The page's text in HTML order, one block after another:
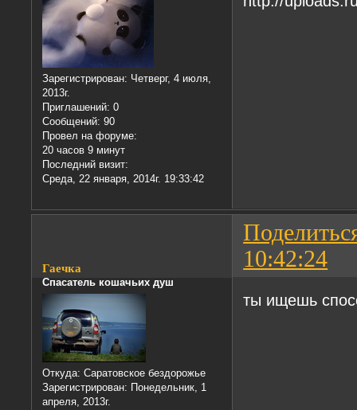
Зарегистрирован: Четверг, 4 июля,
2013г.
Приглашений: 0
Сообщений: 90
Провел на форуме:
20 часов 9 минут
Последний визит:
Среда, 22 января, 2014г. 19:33:42
10:42:24
Гаечка
Спасатель кошачьих душ
Откуда: Саратовское бездорожье
Зарегистрирован: Понедельник, 1
апреля, 2013г.
ты ищешь